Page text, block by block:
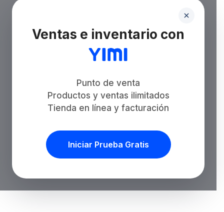
Ventas e inventario con
Punto de venta
Productos y ventas ilimitados
Tienda en línea y facturación
Iniciar Prueba Gratis